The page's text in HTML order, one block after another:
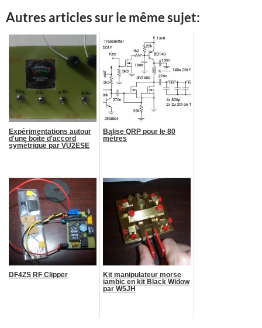
Autres articles sur le même sujet:
Expérimentations autour
d'une boîte d'accord
symétrique par VU2ESE
Balise QRP pour le 80
mètres
DF4ZS RF Clipper
Kit manipulateur morse
iambic en kit Black Widow
par W5JH